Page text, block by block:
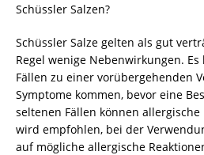
Schüssler Salzen?
Schüssler Salze gelten als gut
Regel wenige Nebenwirkungen.
Fällen zu einer vorübergehenden
Symptome kommen, bevor eine
seltenen Fällen können
wird empfohlen, bei der
auf mögliche allergische